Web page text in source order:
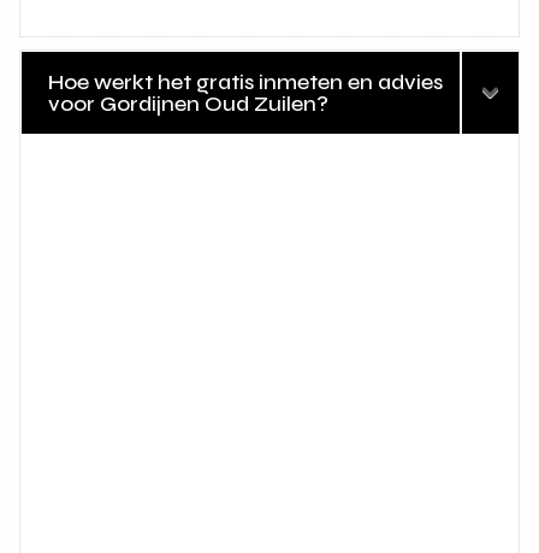
Hoe werkt het gratis inmeten en advies
voor Gordijnen Oud Zuilen?